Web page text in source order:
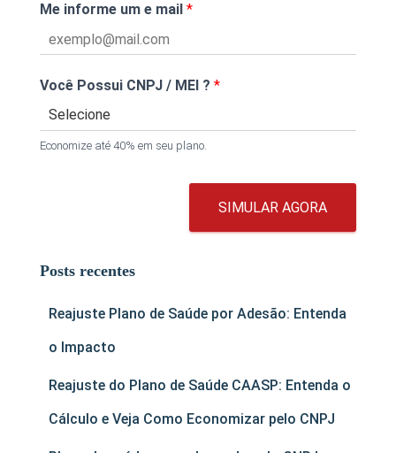
Me informe um e mail *
Você Possui CNPJ / MEI ? *
Economize até 40% em seu plano.
SIMULAR AGORA
Posts recentes
Reajuste Plano de Saúde por Adesão: Entenda
o Impacto
Reajuste do Plano de Saúde CAASP: Entenda o
Cálculo e Veja Como Economizar pelo CNPJ